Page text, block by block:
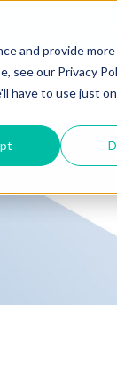
and provide more
see our Privacy
have to use just
investir em nossos
FAQ